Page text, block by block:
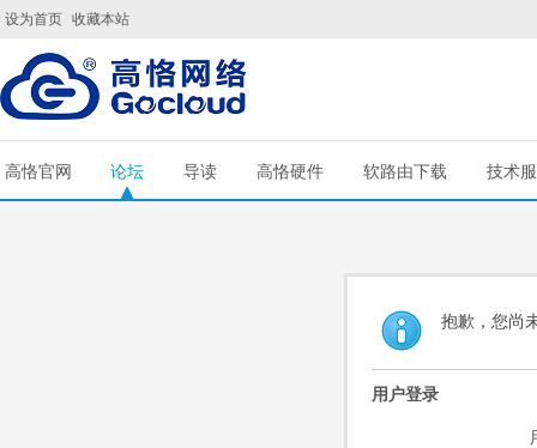
设为首页 收藏本站
高恪官网 论坛 导读 高恪硬件 软路由下载 技术
抱歉，您尚
用户登录